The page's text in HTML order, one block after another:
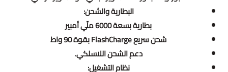
البطارية والشحن:
بطارية بسعة 6000 ملّي أمبير
شحن سريع FlashCharge بقوة 90 واط
دعم الشحن اللاسلكي.
نظام التشغيل: